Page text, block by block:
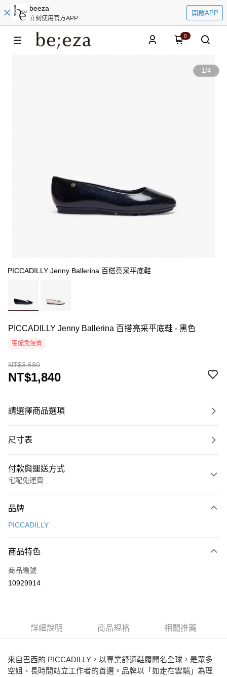
beeza
立刻使用官方APP
開啟APP
0
1/4
PICCADILLY Jenny Ballerina 百搭亮采平底鞋
PICCADILLY Jenny Ballerina 百搭亮采平底鞋 - 黑色
宅配免運費
NT$3,680
NT$1,840
請選擇商品選項
尺寸表
付款與運送方式
宅配免運費
信用卡一次付款
街口支付
悠遊付
品牌
PICCADILLY
商品特色
商品編號
10929914
詳細說明 商品規格 相關推薦
來自巴西的 PICCADILLY，以專業舒適鞋履聞名全球，是眾多
空姐、長時間站立工作者的首選。品牌以「如走在雲端」為理